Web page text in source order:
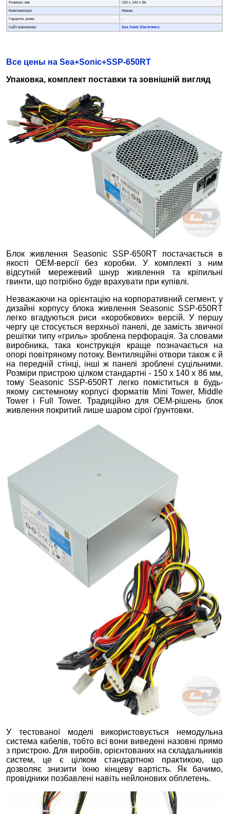
Розміри, мм
150 х 140 х 86
Комплектація
Немає
Гарантія, років
-
Сайт виробника
Sea Sonic Electronics
Все цены на Sea+Sonic+SSP-650RT
Упаковка, комплект поставки та зовнішній вигляд
Блок живлення Seasonic SSP-650RT постачається в
якості OEM-версії без коробки. У комплекті з ним
відсутній мережевий шнур живлення та кріпильні
гвинти, що потрібно буде врахувати при купівлі.
Незважаючи на орієнтацію на корпоративний сегмент, у
дизайні корпусу блока живлення Seasonic SSP-650RT
легко вгадуються риси «коробкових» версій. У першу
чергу це стосується верхньої панелі, де замість звичної
решітки типу «гриль» зроблена перфорація. За словами
виробника, така конструкція краще позначається на
опорі повітряному потоку. Вентиляційні отвори також є й
на передній стінці, інші ж панелі зроблені суцільними.
Розміри пристрою цілком стандартні - 150 х 140 х 86 мм,
тому Seasonic SSP-650RT легко поміститься в будь-
якому системному корпусі форматів Mini Tower, Middle
Tower і Full Tower. Традиційно для OEM-рішень блок
живлення покритий лише шаром сірої ґрунтовки.
У тестованої моделі використовується немодульна
система кабелів, тобто всі вони виведені назовні прямо
з пристрою. Для виробів, орієнтованих на складальників
систем, це є цілком стандартною практикою, що
дозволяє знизити їхню кінцеву вартість. Як бачимо,
провідники позбавлені навіть нейлонових обплетень.